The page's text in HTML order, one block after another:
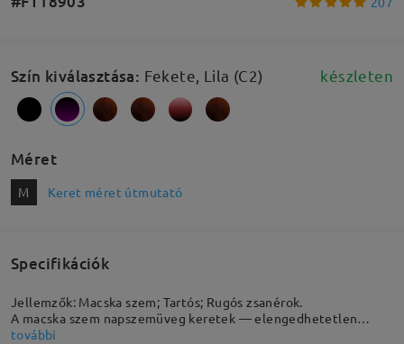
Szín kiválasztása: Fekete, Lila (C2) készleten
Méret
M Keret méret útmutató
Specifikációk
Jellemzők: Macska szem; Tartós; Rugós zsanérok.
A macska szem napszemüveg keretek — elengedhetetlen
kiegészítő bárki számára, aki maradandó benyomást szeretne
további